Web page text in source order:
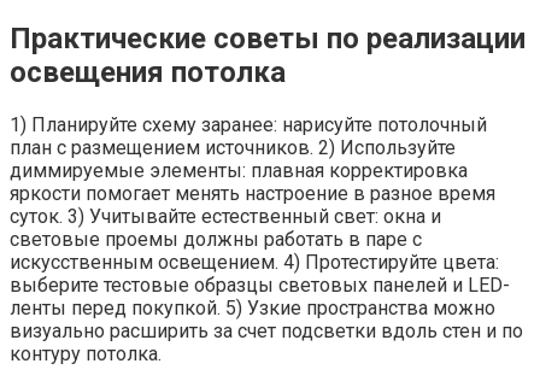
Практические советы по реализации
освещения потолка
1) Планируйте схему заранее: нарисуйте потолочный
план с размещением источников. 2) Используйте
диммируемые элементы: плавная корректировка
яркости помогает менять настроение в разное время
суток. 3) Учитывайте естественный свет: окна и
световые проемы должны работать в паре с
искусственным освещением. 4) Протестируйте цвета:
выберите тестовые образцы световых панелей и LED-
ленты перед покупкой. 5) Узкие пространства можно
визуально расширить за счет подсветки вдоль стен и по
контуру потолка.